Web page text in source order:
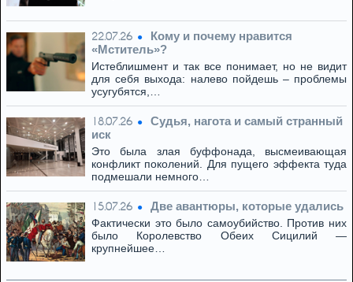
22.07.26
Кому и почему нравится
«Мститель»?
Истеблишмент и так все понимает, но не видит
для себя выхода: налево пойдешь – проблемы
усугубятся,…
18.07.26
Cудья, нагота и самый странный
иск
Это была злая буффонада, высмеивающая
конфликт поколений. Для пущего эффекта туда
подмешали немного…
15.07.26 Две авантюры, которые удались
Фактически это было самоубийство. Против них
было Королевство Обеих Сицилий —
крупнейшее…